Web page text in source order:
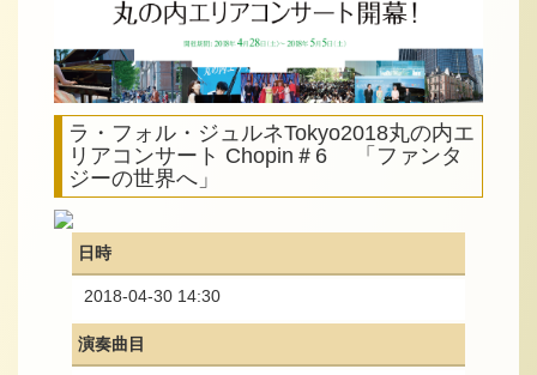
ラ・フォル・ジュルネTokyo2018丸の内エ
リアコンサート Chopin＃6 「ファンタ
ジーの世界へ」
日時
2018-04-30 14:30
演奏曲目